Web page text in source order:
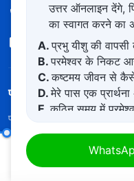
+91-970-782-1023
परमेश्वर का राज्य आ गया है
परमेश्वर का राज्य पृथ्वी पर आ गया
जानें
WhatsApp पर हमसे
उत्तर ऑनलाइन देंगे,
का स्वागत करने का
A.प्रभु यीशु की
B.परमेश्वर के निकट
C.कष्टमय जीवन से
D.मेरे पास एक
E.कठिन समय में